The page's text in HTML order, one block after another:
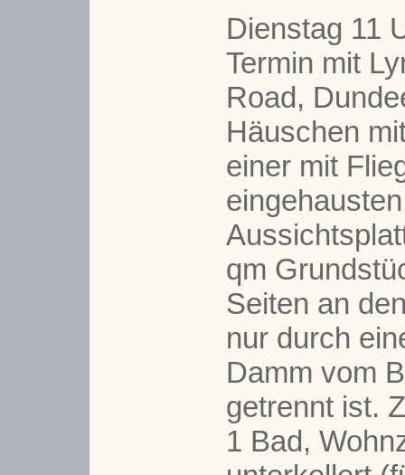
Dienstag 11
Termin mit
Road,
Häuschen
einer mit
eingehausten
qm
Seiten an
nur durch
Damm vom
getrennt ist.
1 Bad,